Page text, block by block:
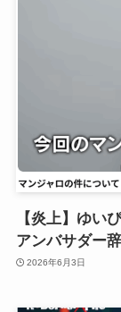
【炎上】ゆい
アンバサダー
2026年6月3日